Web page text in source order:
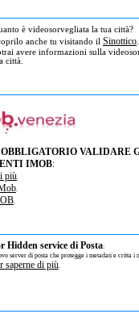
è videosorvegliata la tua città?
anche tu visitando il Sinottico
avere informazioni sulla
città.
OBBLIGATORIO VALIDARE
IMOB:
più.
.
.
Hidden service di Posta:
server di posta che protegge i metadati e critta i
saperne di più.